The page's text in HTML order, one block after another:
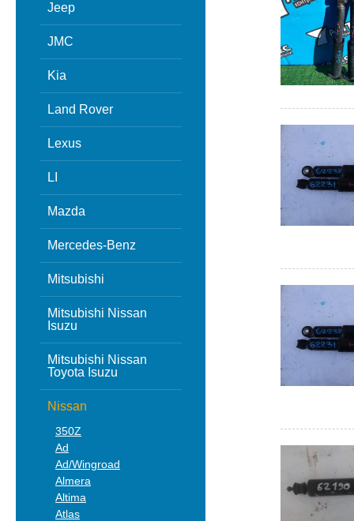
Jeep
JMC
Kia
Land Rover
Lexus
LI
Mazda
Mercedes-Benz
Mitsubishi
Mitsubishi Nissan
Isuzu
Mitsubishi Nissan
Toyota Isuzu
Nissan
350Z
Ad
Ad/Wingroad
Almera
Altima
Atlas